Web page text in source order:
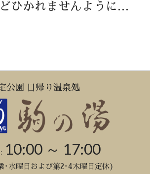
ひかれませんように…
公園 日帰り温泉処
10:00 ～ 17:00
･水曜日および第2･4木曜日定休)